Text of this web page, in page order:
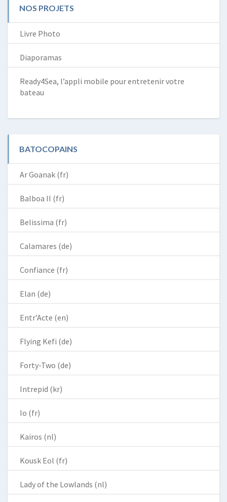
NOS PROJETS
Livre Photo
Diaporamas
Ready4Sea, l’appli mobile pour entretenir votre
bateau
BATOCOPAINS
Ar Goanak (fr)
Balboa II (fr)
Belissima (fr)
Calamares (de)
Confiance (fr)
Elan (de)
Entr’Acte (en)
Flying Kefi (de)
Forty-Two (de)
Intrepid (kr)
Io (fr)
Kairos (nl)
Kousk Eol (fr)
Lady of the Lowlands (nl)